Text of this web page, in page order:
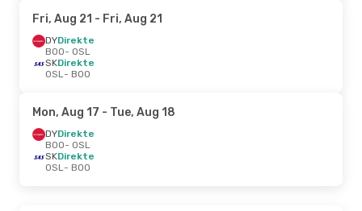
Fri, Aug 21 - Fri, Aug 21
DYDirekte
BOO- OSL
SKDirekte
OSL- BOO
Mon, Aug 17 - Tue, Aug 18
DYDirekte
BOO- OSL
SKDirekte
OSL- BOO